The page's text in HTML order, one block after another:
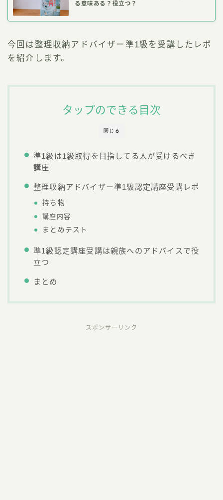
る意味ある？役立つ？
今回は整理収納アドバイザー準1級を受講したレポ
を紹介します。
閉じる
タップのできる目次
準1級は1級取得を目指してる人が受けるべき
講座
整理収納アドバイザー準1級認定講座受講レポ
持ち物
講座内容
まとめテスト
準1級認定講座受講は親族へのアドバイスで役
立つ
まとめ
スポンサーリンク